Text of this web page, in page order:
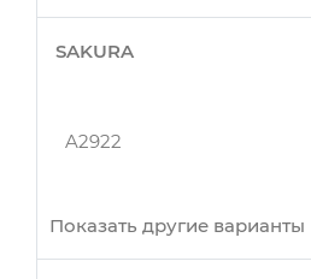
SAKURA
A2922
Показать другие варианты